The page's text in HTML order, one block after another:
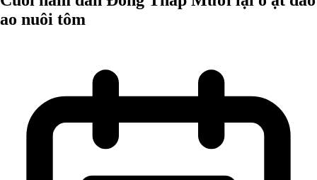
ao nuôi tôm